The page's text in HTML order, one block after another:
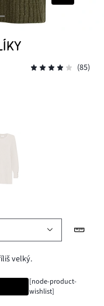
(85)
velký.
[node-product-
wishlist]